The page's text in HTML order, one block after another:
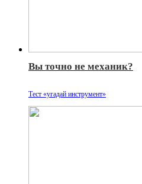
Вы точно не механик?
Тест «угадай инструмент»